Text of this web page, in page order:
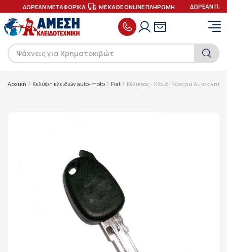
ΔΩΡΕΑΝ ΜΕΤΑΦΟΡΙΚΑ ΜΕ ΚΑΘΕ ONLINE ΠΛΗΡΩΜΗ ΔΩΡΕΑΝ
Αρχική Κελύφη κλειδιών auto-moto Fiat Κέλυφος - Κλειδί Κενό για